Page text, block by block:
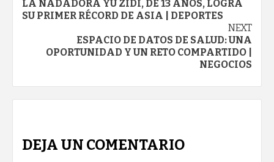
Reading
LA NADADORA YU ZIDI, DE 13 AÑOS, LOGRA
SU PRIMER RÉCORD DE ASIA | DEPORTES
NEXT
ESPACIO DE DATOS DE SALUD: UNA
OPORTUNIDAD Y UN RETO COMPARTIDO |
NEGOCIOS
DEJA UN COMENTARIO